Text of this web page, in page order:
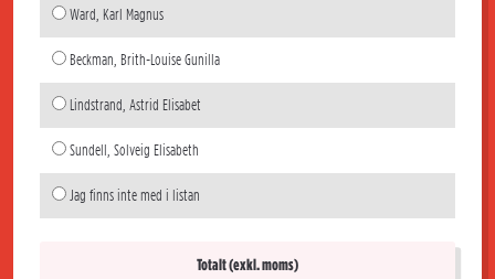
Ward, Karl Magnus
Beckman, Brith-Louise Gunilla
Lindstrand, Astrid Elisabet
Sundell, Solveig Elisabeth
Jag finns inte med i listan
Totalt (exkl. moms)